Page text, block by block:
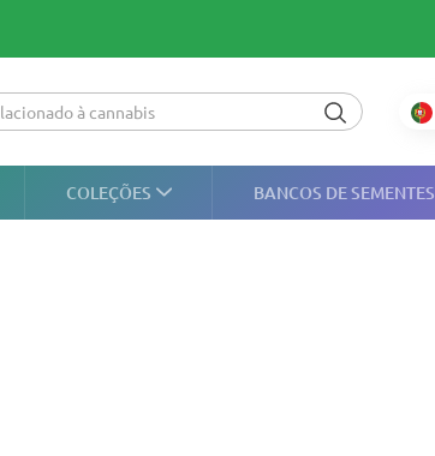
COLEÇÕES BANCOS DE SEMENTES